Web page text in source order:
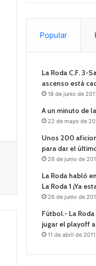
Popular
La Roda C.F. 3-
ascenso está
18 de junio de
A un minuto de
22 de mayo de
Unos 200
para dar el
26 de junio de
La Roda habló
La Roda 1 ¡Ya
26 de junio de
Fútbol.- La
jugar el playoff
11 de abril de 2011